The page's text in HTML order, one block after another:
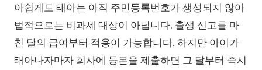
아쉽게도 태아는 아직 주민등록번호가 생성되지 않아
법적으로는 비과세 대상이 아닙니다. 출생 신고를 마
친 달의 급여부터 적용이 가능합니다. 하지만 아이가
태아나자마자 회사에 등본을 제출하면 그 달부터 즉시